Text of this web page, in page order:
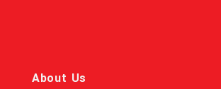
About Us